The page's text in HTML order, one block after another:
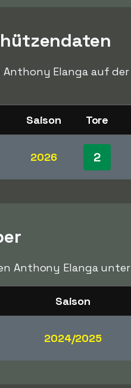
Elanga auf
Saison Tore
2026 2
Anthony Elanga
Saison
2024/2025